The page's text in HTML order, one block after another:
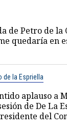
de Petro de la
quedaría en
de la Espriella
aplauso a
de De La
del